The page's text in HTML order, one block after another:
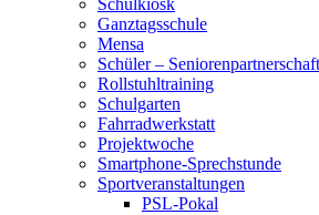
Schulkiosk
Ganztagsschule
Mensa
Schüler –
Rollstuhltraining
Schulgarten
Fahrradwerkstatt
Projektwoche
Smartphone-Sprechstunde
Sportveranstaltungen
PSL-Pokal